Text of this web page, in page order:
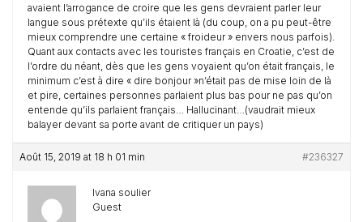
avaient l’arrogance de croire que les gens devraient parler leur
langue sous prétexte qu’ils étaient là (du coup, on a pu peut-être
mieux comprendre une certaine « froideur » envers nous parfois).
Quant aux contacts avec les touristes français en Croatie, c’est de
l’ordre du néant, dès que les gens voyaient qu’on était français, le
minimum c’est à dire « dire bonjour »n’était pas de mise loin de là
et pire, certaines personnes parlaient plus bas pour ne pas qu’on
entende qu’ils parlaient français… Hallucinant…(vaudrait mieux
balayer devant sa porte avant de critiquer un pays)
Août 15, 2019 at 18 h 01 min #236327
Ivana soulier
Guest